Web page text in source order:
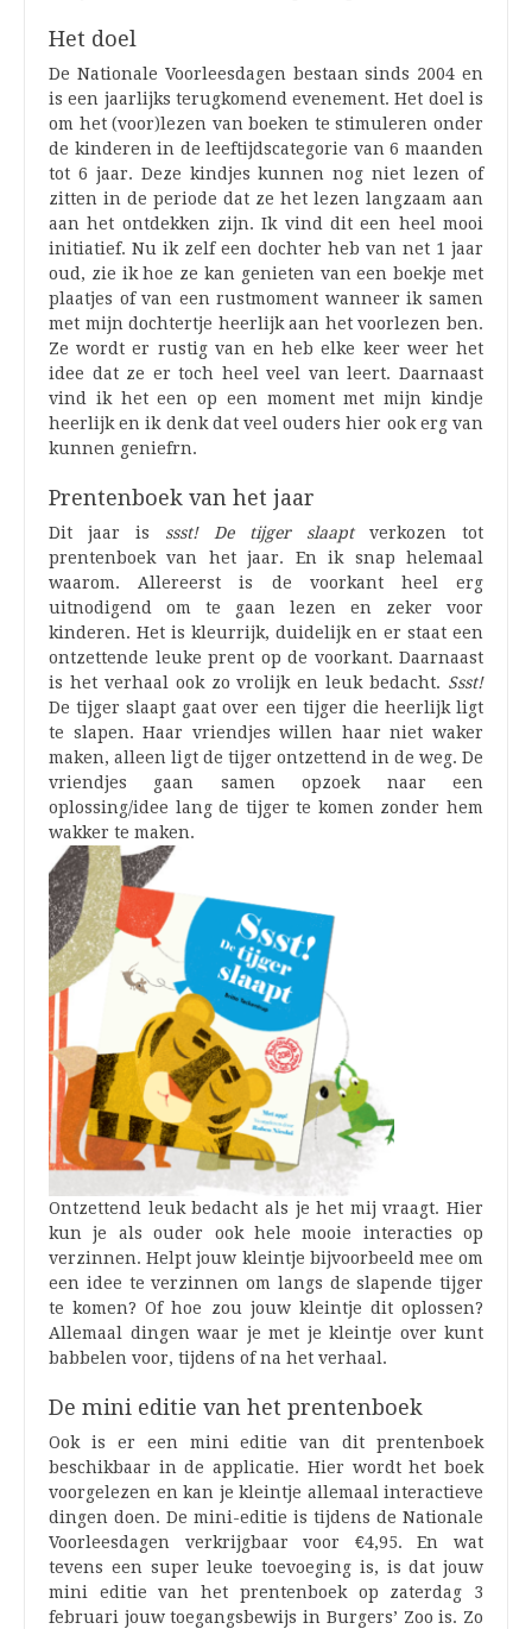
Het doel
De Nationale Voorleesdagen bestaan sinds 2004 en
is een jaarlijks terugkomend evenement. Het doel is
om het (voor)lezen van boeken te stimuleren onder
de kinderen in de leeftijdscategorie van 6 maanden
tot 6 jaar. Deze kindjes kunnen nog niet lezen of
zitten in de periode dat ze het lezen langzaam aan
aan het ontdekken zijn. Ik vind dit een heel mooi
initiatief. Nu ik zelf een dochter heb van net 1 jaar
oud, zie ik hoe ze kan genieten van een boekje met
plaatjes of van een rustmoment wanneer ik samen
met mijn dochtertje heerlijk aan het voorlezen ben.
Ze wordt er rustig van en heb elke keer weer het
idee dat ze er toch heel veel van leert. Daarnaast
vind ik het een op een moment met mijn kindje
heerlijk en ik denk dat veel ouders hier ook erg van
kunnen geniefrn.
Prentenboek van het jaar
Dit jaar is ssst! De tijger slaaptverkozen tot
prentenboek van het jaar. En ik snap helemaal
waarom. Allereerst is de voorkant heel erg
uitnodigend om te gaan lezen en zeker voor
kinderen. Het is kleurrijk, duidelijk en er staat een
ontzettende leuke prent op de voorkant. Daarnaast
is het verhaal ook zo vrolijk en leuk bedacht. Ssst!
De tijger slaapt gaat over een tijger die heerlijk ligt
te slapen. Haar vriendjes willen haar niet waker
maken, alleen ligt de tijger ontzettend in de weg. De
vriendjes gaan samen opzoek naar een
oplossing/idee lang de tijger te komen zonder hem
wakker te maken.
Ontzettend leuk bedacht als je het mij vraagt. Hier
kun je als ouder ook hele mooie interacties op
verzinnen. Helpt jouw kleintje bijvoorbeeld mee om
een idee te verzinnen om langs de slapende tijger
te komen? Of hoe zou jouw kleintje dit oplossen?
Allemaal dingen waar je met je kleintje over kunt
babbelen voor, tijdens of na het verhaal.
De mini editie van het prentenboek
Ook is er een mini editie van dit prentenboek
beschikbaar in de applicatie. Hier wordt het boek
voorgelezen en kan je kleintje allemaal interactieve
dingen doen. De mini-editie is tijdens de Nationale
Voorleesdagen verkrijgbaar voor €4,95. En wat
tevens een super leuke toevoeging is, is dat jouw
mini editie van het prentenboek op zaterdag 3
februari jouw toegangsbewijs in Burgers’ Zoo is. Zo